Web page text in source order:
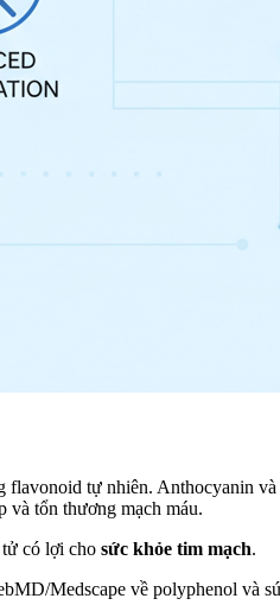
flavonoid tự nhiên. Anthocyanin và
và tổn thương mạch máu.
tử có lợi cho sức khỏe tim mạch.
Medscape về polyphenol và